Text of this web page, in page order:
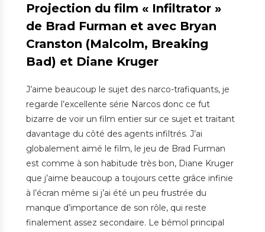
Projection du film « Infiltrator »
de Brad Furman et avec Bryan
Cranston (Malcolm, Breaking
Bad) et Diane Kruger
J’aime beaucoup le sujet des narco-trafiquants, je
regarde l’excellente série Narcos donc ce fut
bizarre de voir un film entier sur ce sujet et traitant
davantage du côté des agents infiltrés. J’ai
globalement aimé le film, le jeu de Brad Furman
est comme à son habitude très bon, Diane Kruger
que j’aime beaucoup a toujours cette grâce infinie
à l’écran même si j’ai été un peu frustrée du
manque d’importance de son rôle, qui reste
finalement assez secondaire. Le bémol principal